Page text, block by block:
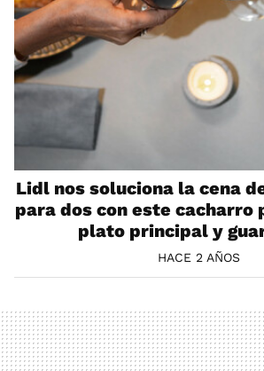
Lidl nos soluciona la cena
para dos con este cacharro
plato principal y
HACE 2 AÑOS